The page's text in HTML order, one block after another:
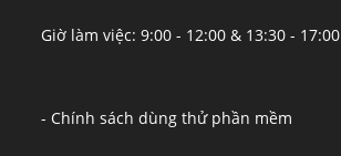
Giờ làm việc: 9:00 - 12:00 & 13:30 - 17:00
- Chính sách dùng thử phần mềm